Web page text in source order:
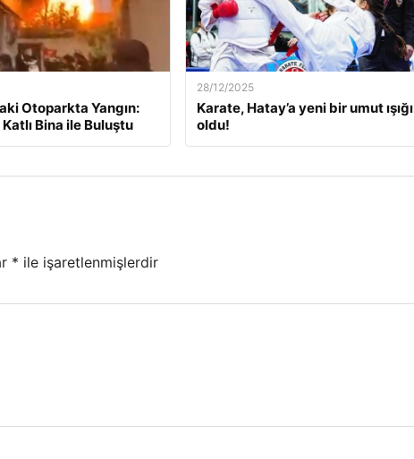
Otoparkta Yangın:
Bina ile Buluştu
28/12/2025
Karate, Hatay’a yeni bir umut ışığı
oldu!
* ile işaretlenmişlerdir